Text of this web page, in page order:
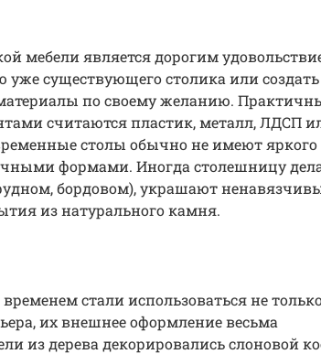
мебели является дорогим
существующего столика или создать
по своему желанию.
считаются пластик, металл, ЛДСП
столы обычно не имеют яркого
формами. Иногда столешницу
бордовом), украшают
из натурального камня.
стали использоваться не
их внешнее оформление весьма
из дерева декорировались слоновой